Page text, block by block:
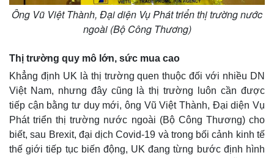
Ông Vũ Việt Thành, Đại diện Vụ Phát triển thị trường nước
ngoài (Bộ Công Thương)
Thị trường quy mô lớn, sức mua cao
Khẳng định UK là thị trường quen thuộc đối với nhiều DN
Việt Nam, nhưng đây cũng là thị trường luôn cần được
tiếp cận bằng tư duy mới, ông Vũ Việt Thành, Đại diện Vụ
Phát triển thị trường nước ngoài (Bộ Công Thương) cho
biết, sau Brexit, đại dịch Covid-19 và trong bối cảnh kinh tế
thế giới tiếp tục biến động, UK đang từng bước định hình